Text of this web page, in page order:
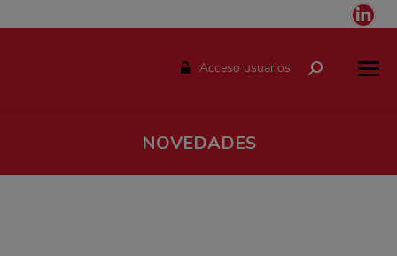
Acceso usuarios Buscar:
NOVEDADES